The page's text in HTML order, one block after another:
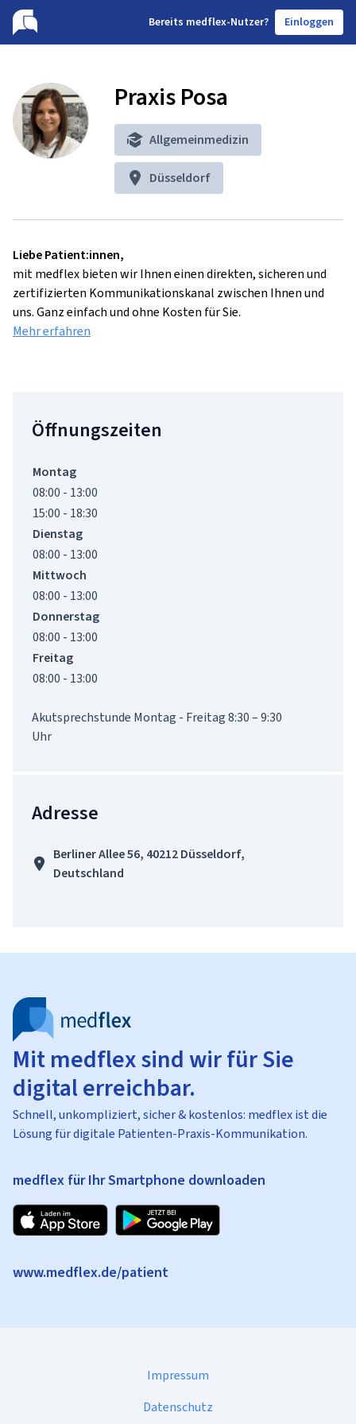
Bereits medflex-Nutzer? Einloggen
Praxis Posa
Allgemeinmedizin
Düsseldorf
Liebe Patient:innen,
mit medflex bieten wir Ihnen einen direkten, sicheren und
zertifizierten Kommunikationskanal zwischen Ihnen und
uns. Ganz einfach und ohne Kosten für Sie.
Mehr erfahren
Öffnungszeiten
Montag
08:00 - 13:00
15:00 - 18:30
Dienstag
08:00 - 13:00
Mittwoch
08:00 - 13:00
Donnerstag
08:00 - 13:00
Freitag
08:00 - 13:00
Akutsprechstunde Montag - Freitag 8:30 – 9:30
Uhr
Adresse
Berliner Allee 56, 40212 Düsseldorf,
Deutschland
Mit medflex sind wir für Sie
digital erreichbar.
Schnell, unkompliziert, sicher & kostenlos: medflex ist die
Lösung für digitale Patienten-Praxis-Kommunikation.
medflex für Ihr Smartphone downloaden
www.medflex.de/patient
Impressum
Datenschutz